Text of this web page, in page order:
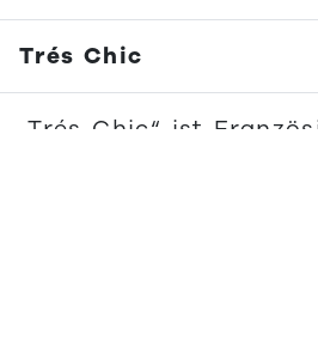
Trés Chic
„Trés Chic“ ist